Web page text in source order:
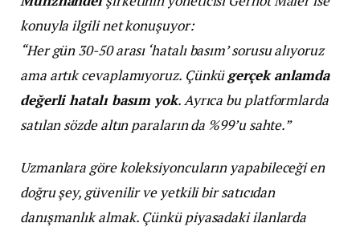
konuyla ilgili net konuşuyor:
“Her gün 30-50 arası ‘hatalı basım’ sorusu alıyoruz
ama artık cevaplamıyoruz. Çünkü gerçek anlamda
değerli hatalı basım yok. Ayrıca bu platformlarda
satılan sözde altın paraların da %99’u sahte.”
Uzmanlara göre koleksiyoncuların yapabileceği en
doğru şey, güvenilir ve yetkili bir satıcıdan
danışmanlık almak. Çünkü piyasadaki ilanlarda